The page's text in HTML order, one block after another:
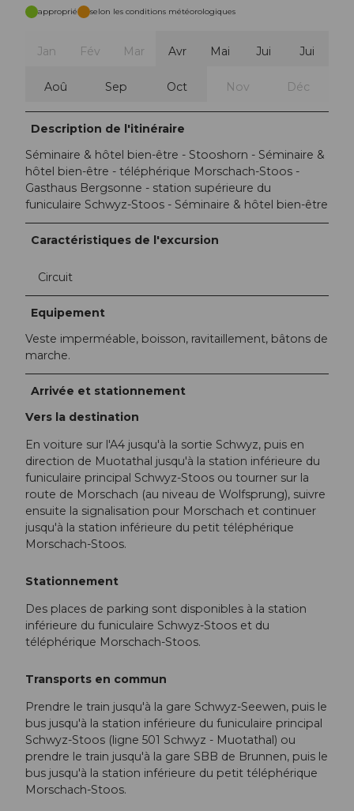
approprié selon les conditions météorologiques
Jan Fév Mar Avr Mai Jui Jui
Aoû Sep Oct Nov Déc
Description de l'itinéraire
Séminaire & hôtel bien-être - Stooshorn - Séminaire &
hôtel bien-être - téléphérique Morschach-Stoos -
Gasthaus Bergsonne - station supérieure du
funiculaire Schwyz-Stoos - Séminaire & hôtel bien-être
Caractéristiques de l'excursion
Circuit
Equipement
Veste imperméable, boisson, ravitaillement, bâtons de
marche.
Arrivée et stationnement
Vers la destination
En voiture sur l'A4 jusqu'à la sortie Schwyz, puis en
direction de Muotathal jusqu'à la station inférieure du
funiculaire principal Schwyz-Stoos ou tourner sur la
route de Morschach (au niveau de Wolfsprung), suivre
ensuite la signalisation pour Morschach et continuer
jusqu'à la station inférieure du petit téléphérique
Morschach-Stoos.
Stationnement
Des places de parking sont disponibles à la station
inférieure du funiculaire Schwyz-Stoos et du
téléphérique Morschach-Stoos.
Transports en commun
Prendre le train jusqu'à la gare Schwyz-Seewen, puis le
bus jusqu'à la station inférieure du funiculaire principal
Schwyz-Stoos (ligne 501 Schwyz - Muotathal) ou
prendre le train jusqu'à la gare SBB de Brunnen, puis le
bus jusqu'à la station inférieure du petit téléphérique
Morschach-Stoos.